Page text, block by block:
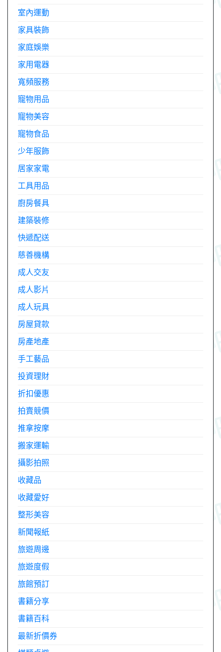
室內運動
家具裝飾
家庭娛樂
家用電器
寬頻服務
寵物用品
寵物美容
寵物食品
少年服飾
居家家電
工具用品
廚房餐具
建築裝修
快遞配送
慈善機構
成人交友
成人影片
成人玩具
房屋貸款
房產地產
手工藝品
投資理財
折扣優惠
拍賣競價
推拿按摩
搬家運輸
攝影拍照
收藏品
收藏愛好
整形美容
新聞報紙
旅遊周邊
旅遊度假
旅館預訂
書籍分享
書籍百科
最新折價券